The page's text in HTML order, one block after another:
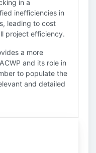
in a
inefficiencies in
leading to cost
project efficiency.
a more
and its role in
to populate the
and detailed